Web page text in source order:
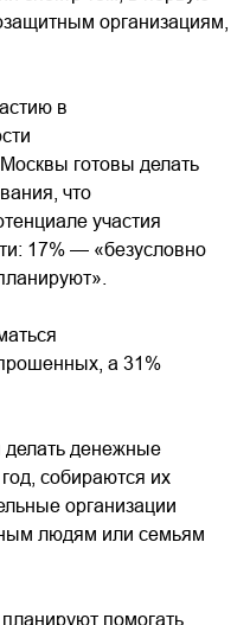
организациям,
в
готовы делать
что
участия
17% — «безусловно
а 31%
денежные
собираются их
организации
людям или семьям
помогать